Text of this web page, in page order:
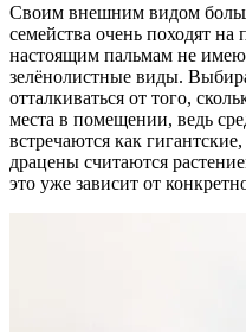
Своим внешним видом
семейства очень походят
настоящим пальмам не
зелёнолистные виды.
отталкиваться от того,
места в помещении, ведь
встречаются как
драцены считаются
это уже зависит от